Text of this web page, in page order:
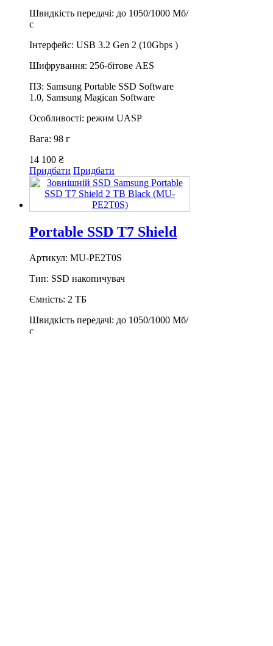
Швидкість передачі: до 1050/1000 Мб/
с
Інтерфейс: USB 3.2 Gen 2 (10Gbps )
Шифрування: 256-бітове AES
ПЗ: Samsung Portable SSD Software
1.0, Samsung Magican Software
Особливості: режим UASP
Вага: 98 г
14 100 ₴
Придбати Придбати
Portable SSD T7 Shield
Артикул: MU-PE2T0S
Тип: SSD накопичувач
Ємність: 2 ТБ
Швидкість передачі: до 1050/1000 Мб/
с